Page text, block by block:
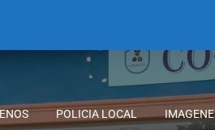
POLICIA LOCAL